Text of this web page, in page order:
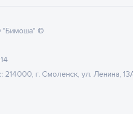
©
214000, г. Смоленск, ул. Ленина,